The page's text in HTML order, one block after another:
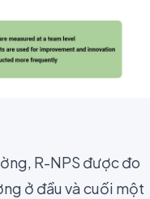
R-NPS được đo
ở đầu và cuối một